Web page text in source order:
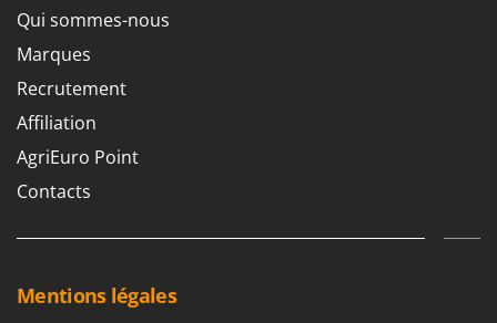
Qui sommes-nous
Marques
Recrutement
Affiliation
AgriEuro Point
Contacts
Mentions légales